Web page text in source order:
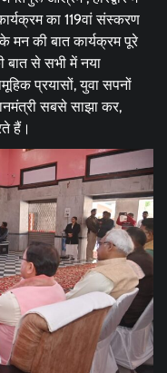
का 119वां संस्करण
मन की बात कार्यक्रम पूरे
बात से सभी में नया
प्रयासों, युवा सपनों
सबसे साझा कर,
हैं।